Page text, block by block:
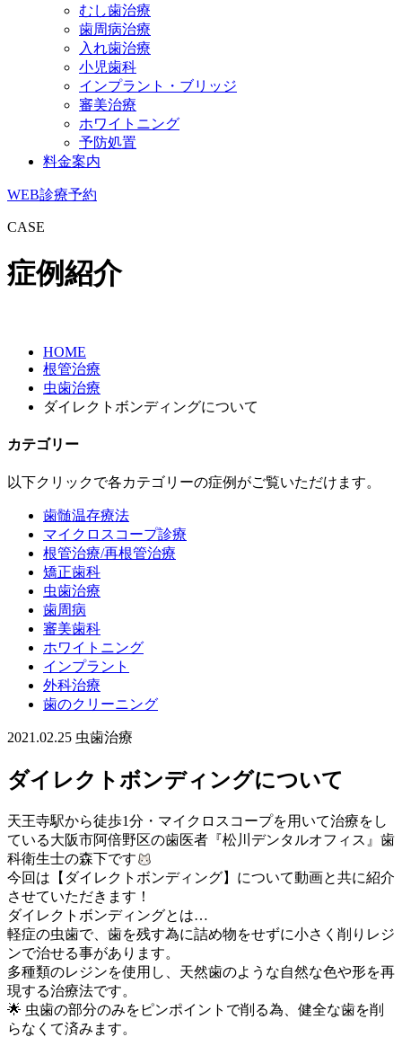
むし歯治療
歯周病治療
入れ歯治療
小児歯科
インプラント・ブリッジ
審美治療
ホワイトニング
予防処置
料金案内
WEB診療予約
CASE
症例紹介
HOME
根管治療
虫歯治療
ダイレクトボンディングについて
カテゴリー
以下クリックで各カテゴリーの症例がご覧いただけます。
歯髄温存療法
マイクロスコープ診療
根管治療/再根管治療
矯正歯科
虫歯治療
歯周病
審美歯科
ホワイトニング
インプラント
外科治療
歯のクリーニング
2021.02.25 虫歯治療
ダイレクトボンディングについて
天王寺駅から徒歩1分・マイクロスコープを用いて治療をし
ている大阪市阿倍野区の歯医者『松川デンタルオフィス』歯
科衛生士の森下です
今回は【ダイレクトボンディング】について動画と共に紹介
させていただきます！
ダイレクトボンディングとは…
軽症の虫歯で、歯を残す為に詰め物をせずに小さく削りレジ
ンで治せる事があります。
多種類のレジンを使用し、天然歯のような自然な色や形を再
現する治療法です。
🌟 虫歯の部分のみをピンポイントで削る為、健全な歯を削
らなくて済みます。